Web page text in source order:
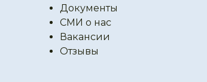
Документы
СМИ о нас
Вакансии
Отзывы